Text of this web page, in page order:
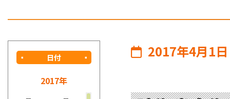
日付
2017年
2017年4月1日